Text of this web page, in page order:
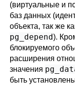
(виртуальные и
баз данных
объекта, так же
pg_depend).
блокируемого
расширения
значения
быть